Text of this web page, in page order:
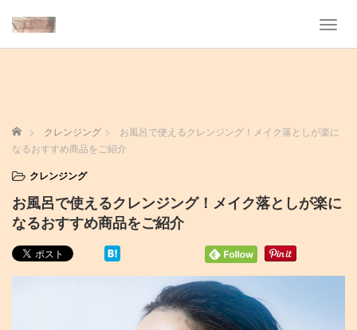
T
a
a
ホーム クレンジング
お風呂で使えるクレンジング！メイク落としが楽に
なるおすすめ商品をご紹介
クレンジング
お風呂で使えるクレンジング！メイク落としが楽に
なるおすすめ商品をご紹介